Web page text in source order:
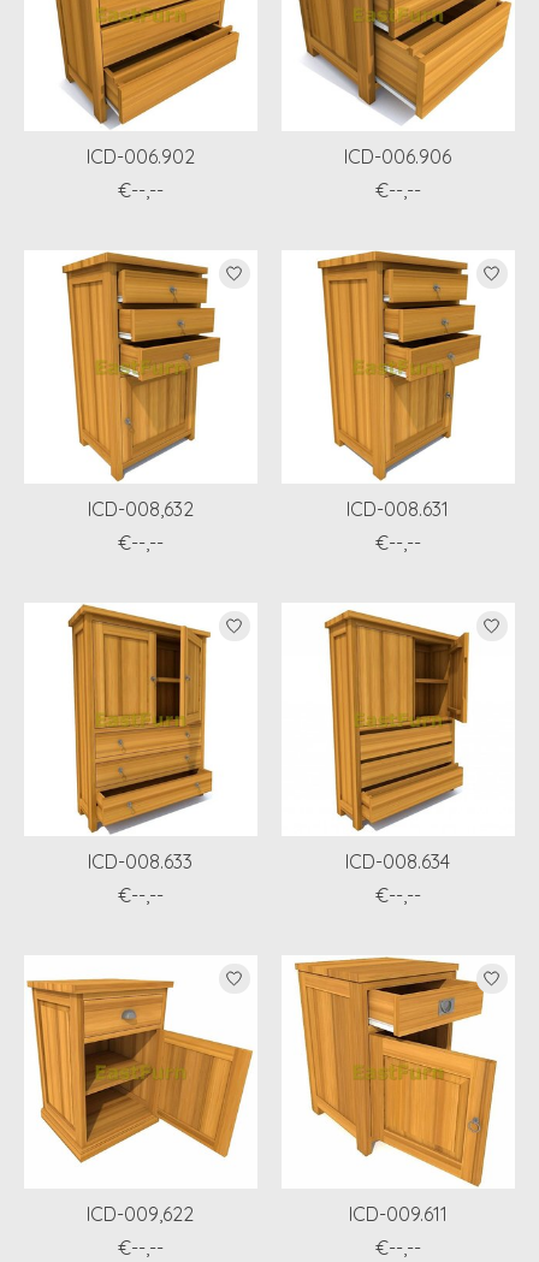
ICD-006.902
€--,--
ICD-006.906
€--,--
ICD-008,632
€--,--
ICD-008.631
€--,--
ICD-008.633
€--,--
ICD-008.634
€--,--
ICD-009,622
€--,--
ICD-009.611
€--,--